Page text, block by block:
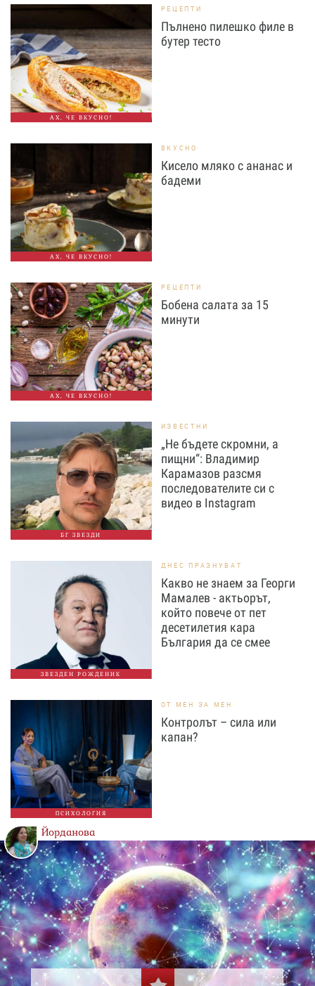
АХ, ЧЕ ВКУСНО!
РЕЦЕПТИ
Пълнено пилешко филе в
бутер тесто
АХ, ЧЕ ВКУСНО!
ВКУСНО
Кисело мляко с ананас и
бадеми
АХ, ЧЕ ВКУСНО!
РЕЦЕПТИ
Бобена салата за 15
минути
БГ ЗВЕЗДИ
ИЗВЕСТНИ
„Не бъдете скромни, а
пищни“: Владимир
Карамазов разсмя
последователите си с
видео в Instagram
ЗВЕЗДЕН РОЖДЕНИК
ДНЕС ПРАЗНУВАТ
Какво не знаем за Георги
Мамалев - актьорът,
който повече от пет
десетилетия кара
България да се смее
ПСИХОЛОГИЯ
ОТ МЕН ЗА МЕН
Контролът – сила или
капан?
Йорданова